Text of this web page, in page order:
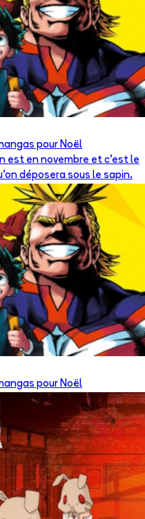
pour Noël
est en novembre et c'est le
déposera sous le sapin.
pour Noël